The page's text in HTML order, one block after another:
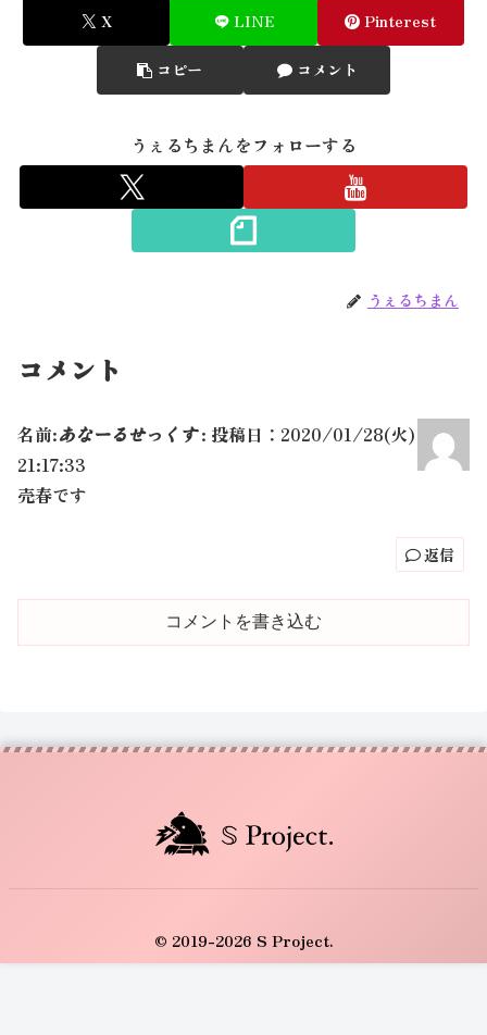
X LINE Pinterest
コピー コメント
うぇるちまんをフォローする
うぇるちまん
コメント
名前:あなーるせっくす: 投稿日：2020/01/28(火)
21:17:33
売春です
返信
コメントを書き込む
© 2019-2026 S Project.